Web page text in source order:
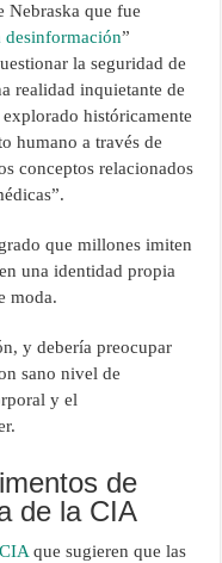
Nebraska que fue
desinformación”
la seguridad de
realidad inquietante de
históricamente
humano a través de
conceptos relacionados
que millones imiten
una identidad propia
moda.
y debería preocupar
sano nivel de
y el
de
de la CIA
que sugieren que las